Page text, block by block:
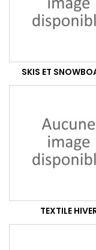
SKIS ET
TEXTILE